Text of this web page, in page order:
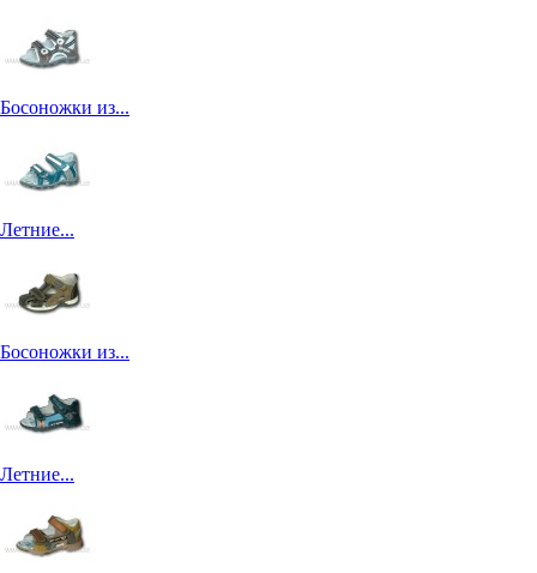
Босоножки из...
Летние...
Босоножки из...
Летние...